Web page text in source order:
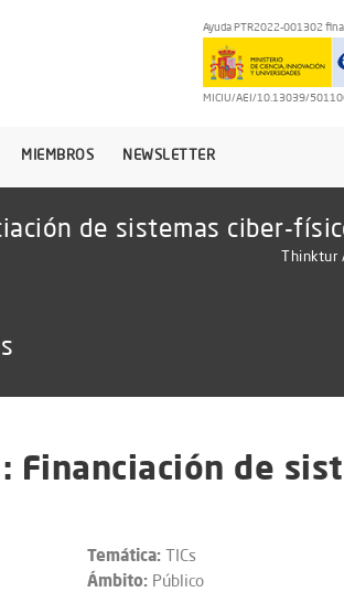
Ayuda PTR2022-001302
MICIU/AEI/10.13039/
MIEMBROS NEWSLETTER
de sistemas ciber-
Thinktur
Financiación de
Temática: TICs
Ámbito: Público